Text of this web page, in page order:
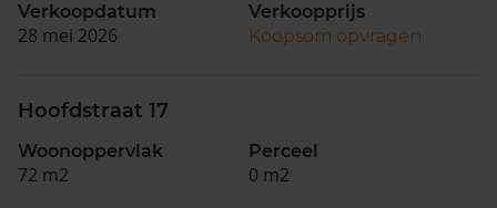
Verkoopdatum
28 mei 2026
Verkoopprijs
Koopsom opvragen
Hoofdstraat 17
Woonoppervlak
72 m2
Perceel
0 m2